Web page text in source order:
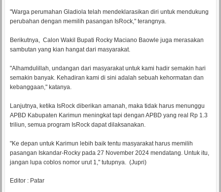
"Warga perumahan Gladiola telah mendeklarasikan diri untuk mendukung
perubahan dengan memilih pasangan IsRock," terangnya.
Berikutnya, Calon Wakil Bupati Rocky Maciano Baowle juga merasakan
sambutan yang kian hangat dari masyarakat.
"Alhamdulillah, undangan dari masyarakat untuk kami hadir semakin hari
semakin banyak. Kehadiran kami di sini adalah sebuah kehormatan dan
kebanggaan," katanya.
Lanjutnya, ketika IsRock diberikan amanah, maka tidak harus menunggu
APBD Kabupaten Karimun meningkat tapi dengan APBD yang real Rp 1.3
triliun, semua program IsRock dapat dilaksanakan.
"Ke depan untuk Karimun lebih baik tentu masyarakat harus memilih
pasangan Iskandar-Rocky pada 27 November 2024 mendatang. Untuk itu,
jangan lupa coblos nomor urut 1," tutupnya. (Jupri)
Editor : Patar